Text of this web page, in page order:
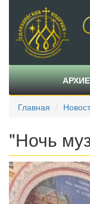
Главная
"Ночь